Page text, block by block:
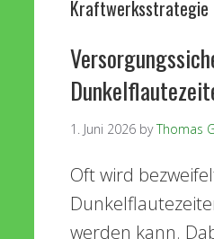
Kraftwerksstrategie
1. Juni 2026 byThomas
Oft wird
werden kann.